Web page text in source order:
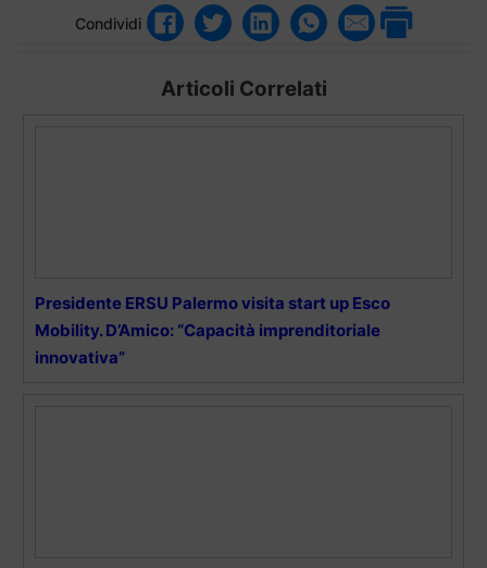
Condividi
Articoli Correlati
Presidente ERSU Palermo visita start up Esco
Mobility. D’Amico: “Capacità imprenditoriale
innovativa”